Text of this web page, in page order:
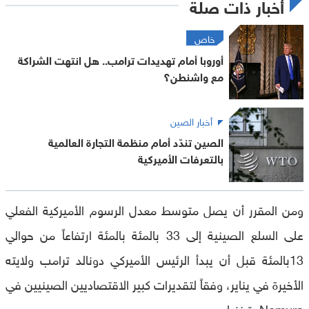
خاص
أوروبا أمام تهديدات ترامب.. هل انتهت الشراكة
مع واشنطن؟
أخبار الصين
الصين تندّد أمام منظمة التجارة العالمية
بالتعرفات الأميركية
ومن المقرر أن يصل متوسط معدل الرسوم الأميركية الفعلي
على السلع الصينية إلى 33 بالمئة بالمئة ارتفاعاً من حوالي
13بالمئة قبل أن يبدأ الرئيس الأميركي دونالد ترامب ولايته
الأخيرة في يناير، وفقاً لتقديرات كبير الاقتصاديين الصينيين في